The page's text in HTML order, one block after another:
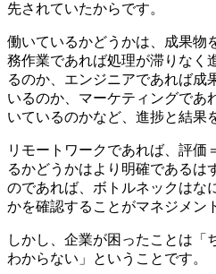
先されていたからです。
働いているかどうかは、成果物
務作業であれば処理が滞りなく
るのか、エンジニアであれば成
いるのか、マーケティングであ
いているのかなど、進捗と結果
リモートワークであれば、評価
るかどうかはより明確であるは
のであれば、ボトルネックはな
かを確認することがマネジメン
しかし、企業が困ったことは「
わからない」ということです。